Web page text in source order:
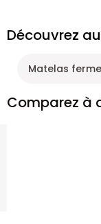
Découvrez
Matelas
Comparez à